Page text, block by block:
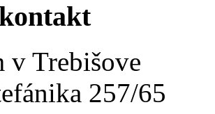
v Trebišove
257/65